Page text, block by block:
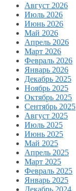
Август 2026
Июль 2026
Июнь 2026
Май 2026
Апрель 2026
Март 2026
Февраль 2026
Январь 2026
Декабрь 2025
Ноябрь 2025
Октябрь 2025
Сентябрь 2025
Август 2025
Июль 2025
Июнь 2025
Май 2025
Апрель 2025
Март 2025
Февраль 2025
Январь 2025
Декабрь 2024